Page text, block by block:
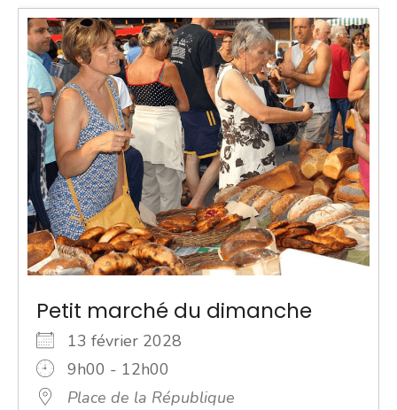
Petit marché du dimanche
13 février 2028
9h00 - 12h00
Place de la République